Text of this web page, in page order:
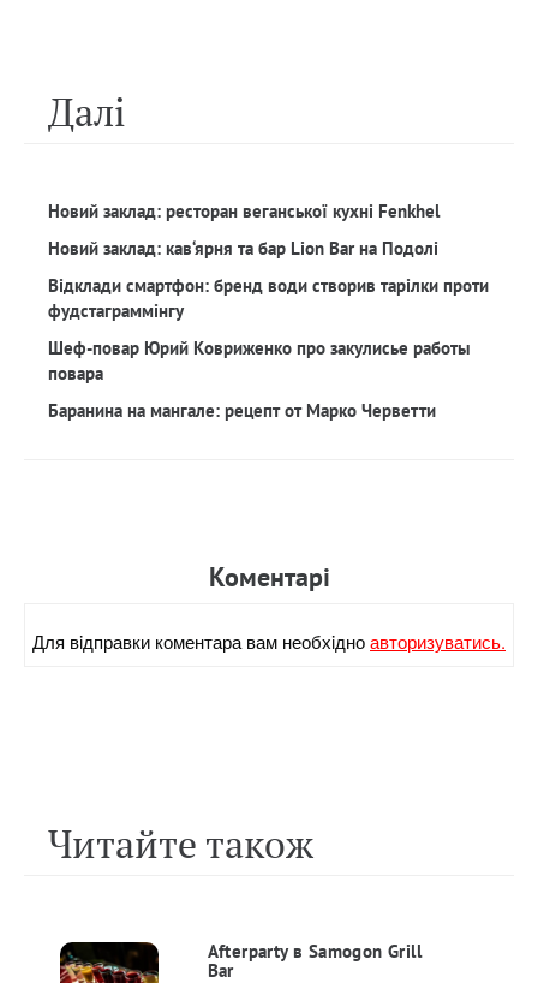
Далi
Новий заклад: ресторан веганської кухні Fenkhel
Новий заклад: кав‘ярня та бар Lion Bar на Подолі
Відклади смартфон: бренд води створив тарілки проти
фудстаграммінгу
Шеф-повар Юрий Ковриженко про закулисье работы
повара
Баранина на мангале: рецепт от Марко Черветти
Коментарi
Для вiдправки коментара вам необхiдноавторизуватись.
Читайте також
Afterparty в Samogon Grill
Bar